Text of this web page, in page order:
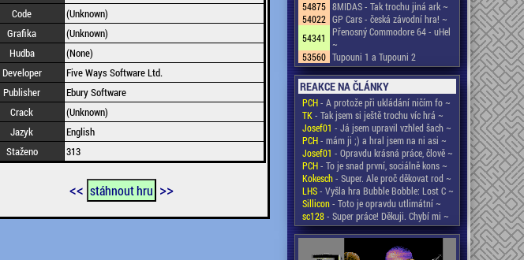
Code
(Unknown)
Grafika
(Unknown)
Hudba
(None)
Developer
Five Ways Software Ltd.
Publisher
Ebury Software
Crack
(Unknown)
Jazyk
English
Staženo
313
<< stáhnout hru >>
54875 8MIDAS - Tak trochu jiná ark ~
54022 GP Cars - česká závodní hra! ~
54341
Přenosný Commodore 64 - uHel
~
53560 Tupouni 1 a Tupouni 2
REAKCE NA ČLÁNKY
PCH- A protože při ukládání ničím fo ~
TK- Tak jsem si ještě trochu víc hrá ~
Josef01 - Já jsem upravil vzhled šach ~
PCH- mám ji ;) a hral jsem na ni asi ~
Josef01 - Opravdu krásná práce, člově ~
PCH- To je snad první, sociálně kons ~
Kokesch- Super. Ale proč děkovat rod ~
LHS- Vyšla hra Bubble Bobble: Lost C ~
Sillicon- Toto je opravdu utlimátní ~
sc128- Super práce! Děkuji. Chybí mi ~